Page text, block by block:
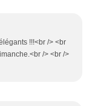
!!!<br /> <br
/> <br />